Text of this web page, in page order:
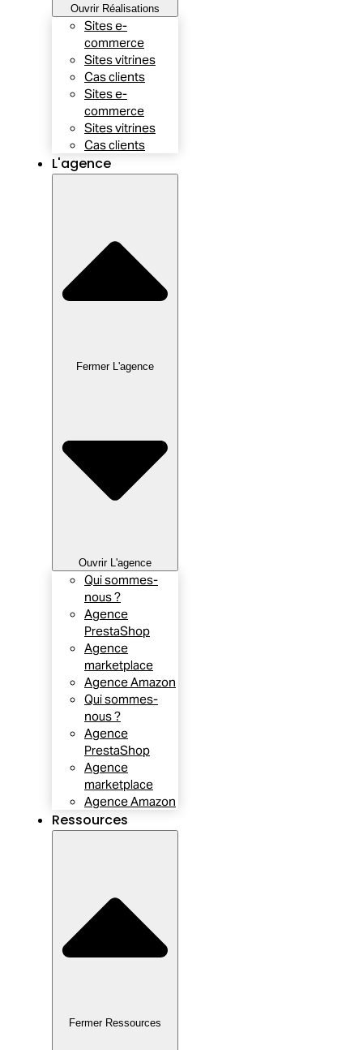
Ouvrir Réalisations
Sites e-
commerce
Sites vitrines
Cas clients
Sites e-
commerce
Sites vitrines
Cas clients
L'agence
Fermer L'agence
Ouvrir L'agence
Qui sommes-
nous ?
Agence
PrestaShop
Agence
marketplace
Agence Amazon
Qui sommes-
nous ?
Agence
PrestaShop
Agence
marketplace
Agence Amazon
Ressources
Fermer Ressources